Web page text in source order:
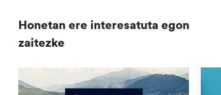
Honetan ere interesatuta egon
zaitezke